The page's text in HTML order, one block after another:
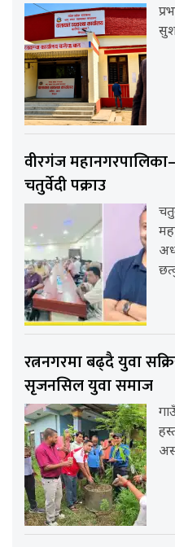
वीरगंज
चतुर्वेदी पक्राउ
रत्ननगरमा बढ्दै युवा
सृजनसिल युवा समाज